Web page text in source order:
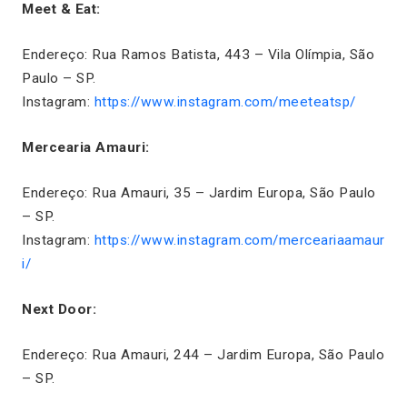
Meet & Eat:
Endereço: Rua Ramos Batista, 443 – Vila Olímpia, São
Paulo – SP.
Instagram: https://www.instagram.com/meeteatsp/
Mercearia Amauri:
Endereço: Rua Amauri, 35 – Jardim Europa, São Paulo
– SP.
Instagram: https://www.instagram.com/merceariaamaur
i/
Next Door:
Endereço: Rua Amauri, 244 – Jardim Europa, São Paulo
– SP.